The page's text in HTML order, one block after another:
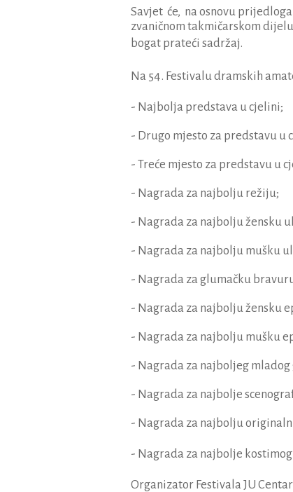
Savjet će, na osnovu
zvaničnom takmičarskom
bogat prateći sadržaj.
Na 54. Festivalu dramskih
- Najbolja predstava u cjelini;
- Drugo mjesto za predstavu u
- Treće mjesto za predstavu u
- Nagrada za najbolju režiju;
- Nagrada za najbolju žensku
- Nagrada za najbolju mušku
- Nagrada za glumačku
- Nagrada za najbolju žensku
- Nagrada za najbolju mušku
- Nagrada za najboljeg mladog
- Nagrada za najbolje
- Nagrada za najbolju
- Nagrada za najbolje
Organizator Festivala JU